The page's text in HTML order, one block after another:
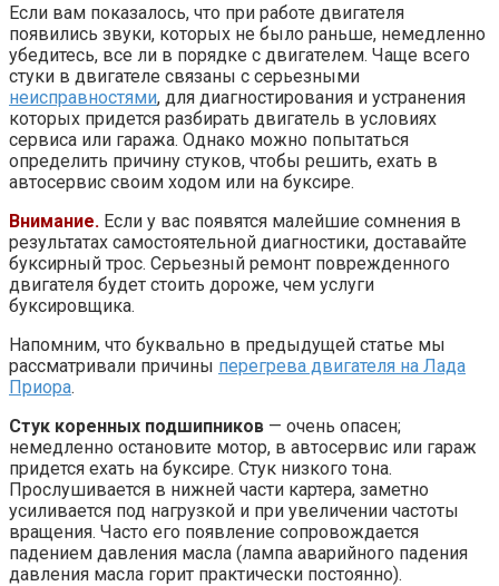
Если вам показалось, что при работе двигателя
появились звуки, которых не было раньше, немедленно
убедитесь, все ли в порядке с двигателем. Чаще всего
стуки в двигателе связаны с серьезными
неисправностями, для диагностирования и устранения
которых придется разбирать двигатель в условиях
сервиса или гаража. Однако можно попытаться
определить причину стуков, чтобы решить, ехать в
автосервис своим ходом или на буксире.
Внимание. Если у вас появятся малейшие сомнения в
результатах самостоятельной диагностики, доставайте
буксирный трос. Серьезный ремонт поврежденного
двигателя будет стоить дороже, чем услуги
буксировщика.
Напомним, что буквально в предыдущей статье мы
рассматривали причины перегрева двигателя на Лада
Приора.
Стук коренных подшипников — очень опасен;
немедленно остановите мотор, в автосервис или гараж
придется ехать на буксире. Стук низкого тона.
Прослушивается в нижней части картера, заметно
усиливается под нагрузкой и при увеличении частоты
вращения. Часто его появление сопровождается
падением давления масла (лампа аварийного падения
давления масла горит практически постоянно).